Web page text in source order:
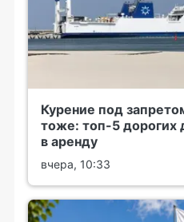
Курение под
тоже: топ-5 дорогих
в аренду
вчера, 10:33